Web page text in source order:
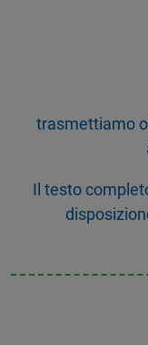
trasmettiamo
Il testo